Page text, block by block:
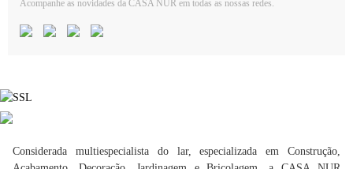
Acompanhe as novidades da CASA NUR em todas as nossas redes.
Considerada multiespecialista do lar, especializada em Construção,